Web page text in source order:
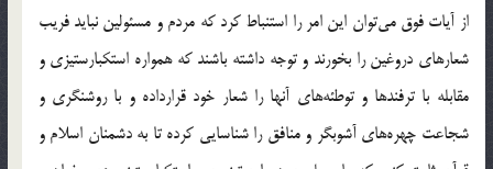
از آيات فوق مى‌توان اين امر را استنباط کرد که مردم و مسئولين نبايد فريب
شعارهاى دروغين را بخورند و توجه داشته باشند که همواره استکبارستيزى و
مقابله با ترفندها و توطئه‌هاى آنها را شعار خود قرارداده و با روشنگرى و
شجاعت چهره‌هاى آشوبگر و منافق را شناسايى کرده تا به دشمنان اسلام و